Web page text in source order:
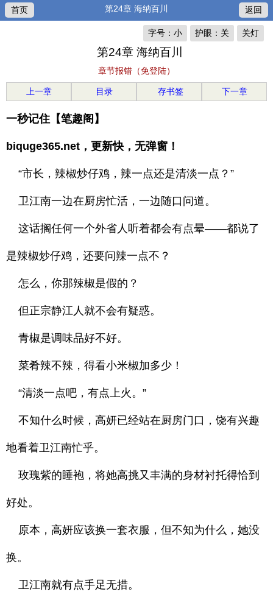
首页 第24章 海纳百川 返回
关灯
护眼：关
字号：小
第24章 海纳百川
章节报错（免登陆）
上一章 目录 存书签 下一章
一秒记住【笔趣阁】
biquge365.net，更新快，无弹窗！
“市长，辣椒炒仔鸡，辣一点还是清淡一点？”
卫江南一边在厨房忙活，一边随口问道。
这话搁任何一个外省人听着都会有点晕——都说了
是辣椒炒仔鸡，还要问辣一点不？
怎么，你那辣椒是假的？
但正宗静江人就不会有疑惑。
青椒是调味品好不好。
菜肴辣不辣，得看小米椒加多少！
“清淡一点吧，有点上火。”
不知什么时候，高妍已经站在厨房门口，饶有兴趣
地看着卫江南忙乎。
玫瑰紫的睡袍，将她高挑又丰满的身材衬托得恰到
好处。
原本，高妍应该换一套衣服，但不知为什么，她没
换。
卫江南就有点手足无措。